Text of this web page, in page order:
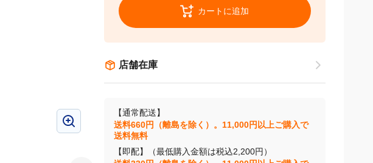
カートに追加
店舗在庫
【通常配送】
送料660円（離島を除く）。11,000円以上ご購入で
送料無料
【即配】（最低購入金額は税込2,200円）